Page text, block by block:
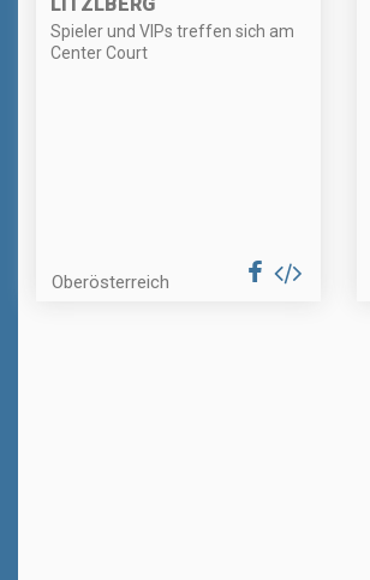
LITZLBERG
Spieler und VIPs treffen sich am
Center Court
Oberösterreich